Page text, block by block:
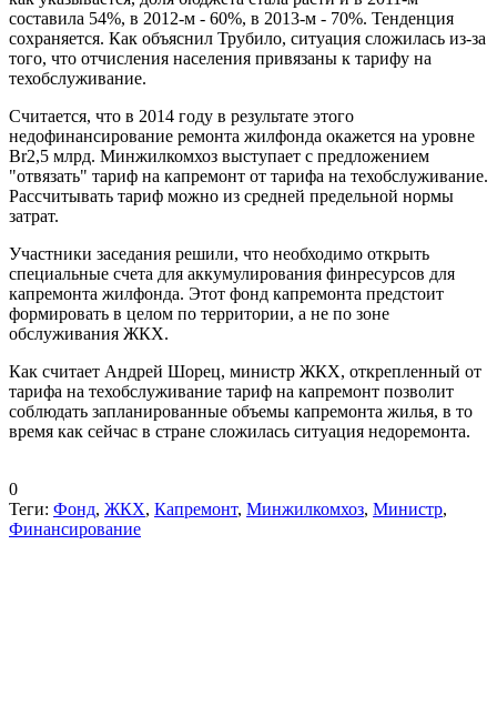
составила 54%, в 2012-м - 60%, в 2013-м - 70%. Тенденция
сохраняется. Как объяснил Трубило, ситуация сложилась из-за
того, что отчисления населения привязаны к тарифу на
техобслуживание.
Считается, что в 2014 году в результате этого
недофинансирование ремонта жилфонда окажется на уровне
Br2,5 млрд. Минжилкомхоз выступает с предложением
"отвязать" тариф на капремонт от тарифа на техобслуживание.
Рассчитывать тариф можно из средней предельной нормы
затрат.
Участники заседания решили, что необходимо открыть
специальные счета для аккумулирования финресурсов для
капремонта жилфонда. Этот фонд капремонта предстоит
формировать в целом по территории, а не по зоне
обслуживания ЖКХ.
Как считает Андрей Шорец, министр ЖКХ, открепленный от
тарифа на техобслуживание тариф на капремонт позволит
соблюдать запланированные объемы капремонта жилья, в то
время как сейчас в стране сложилась ситуация недоремонта.
0
Теги: Фонд, ЖКХ, Капремонт, Минжилкомхоз, Министр,
Финансирование